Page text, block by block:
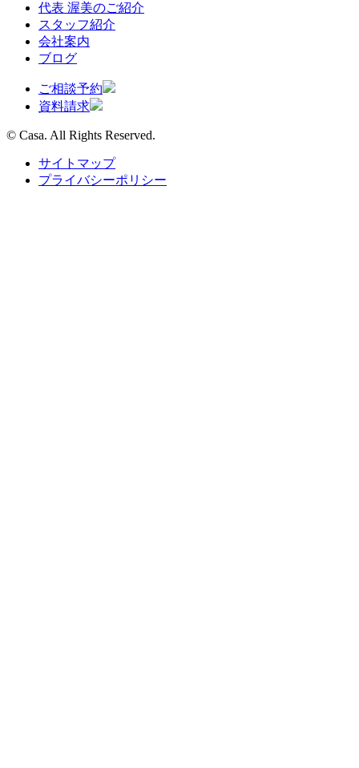
代表 渥美のご紹介
スタッフ紹介
会社案内
ブログ
ご相談予約
資料請求
© Casa. All Rights Reserved.
サイトマップ
プライバシーポリシー